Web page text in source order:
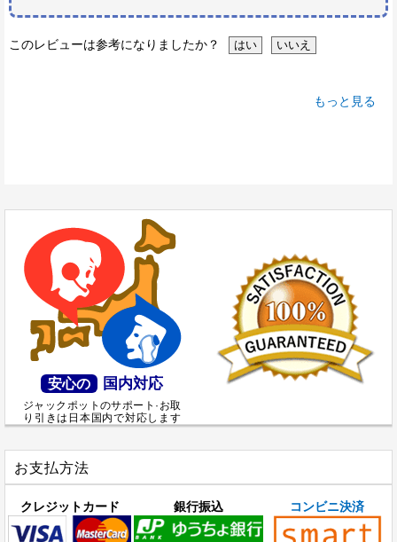
このレビューは参考になりましたか？
もっと見る
安心の 国内対応
ジャックポットのサポート·お取
り引きは日本国内で対応します
お支払方法
クレジットカード 銀行振込 コンビニ決済